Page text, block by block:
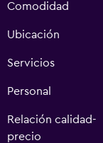
Comodidad
Ubicación
Servicios
Personal
Relación calidad-
precio